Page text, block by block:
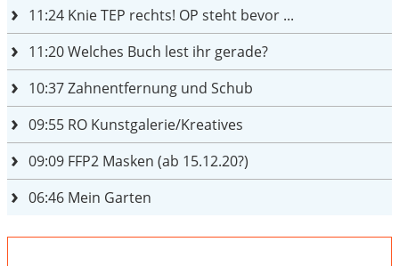
11:24 Knie TEP rechts! OP steht bevor ...
11:20Welches Buch lest ihr gerade?
10:37Zahnentfernung und Schub
09:55 RO Kunstgalerie/Kreatives
09:09 FFP2 Masken (ab 15.12.20?)
06:46 Mein Garten